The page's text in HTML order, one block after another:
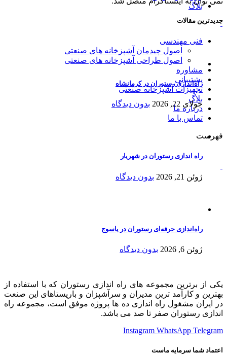
بلاگ
فنی مهندسی
اصول چیدمان آشپزخانه های صنعتی
اصول طراحی آشپزخانه های صنعتی
مشاوره
پشتیبانی
تجهیزات آشپزخانه صنعتی
بلاگ
درباره ما
تماس با ما
فهرست
جدیدترین مقالات
راه‌اندازی رستوران در کرمانشاه
جولای 22, 2026 بدون دیدگاه
راه اندازی رستوران در شهریار
ژوئن 21, 2026 بدون دیدگاه
راه‌اندازی حرفه‌ای رستوران در یاسوج
ژوئن 6, 2026 بدون دیدگاه
یکی از برترین مجموعه های راه اندازی رستوران که با استفاده از
بهترین و کارآمد ترین مدیران و سرآشپزان و باریستاهای این صنعت
در ایران مشغول راه اندازی ده ها پروژه موفق است، مجموعه راه
اندازی رستوران صفر تا صد می باشد.
Instagram WhatsApp Telegram
اعتماد شما سرمایه ماست